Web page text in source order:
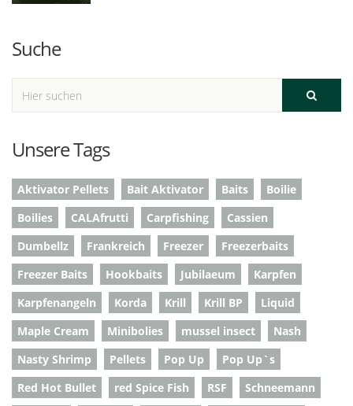
Suche
Unsere Tags
Aktivator Pellets Bait Aktivator Baits
Boilie
Boilies
CALAfrutti Carpfishing
Cassien
Dumbellz
Frankreich Freezer
Freezerbaits
Freezer Baits
Hookbaits Jubilaeum
Karpfen
Karpfenangeln
Korda Krill Krill BP
Liquid
Maple Cream
Minibolies mussel insect
Nash
Nasty Shrimp
Pellets Pop Up
Pop Up`s
Red Hot Bullet
red Spice Fish RSF
Schneemann